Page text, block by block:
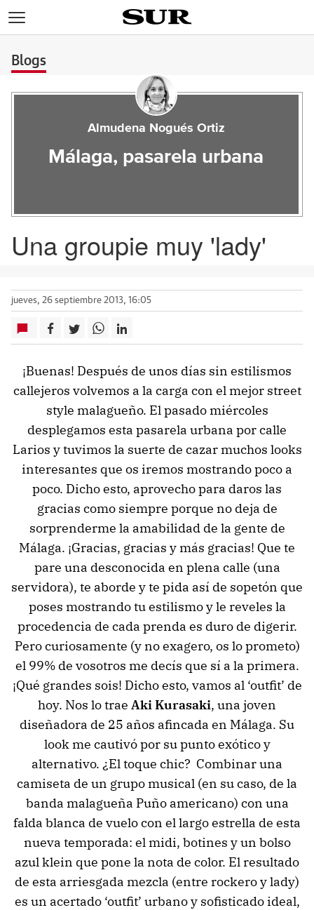
Blogs
Almudena Nogués Ortiz
Málaga, pasarela urbana
Una groupie muy 'lady'
jueves, 26 septiembre 2013, 16:05
¡Buenas! Después de unos días sin estilismos
callejeros volvemos a la carga con el mejor street
style malagueño. El pasado miércoles
desplegamos esta pasarela urbana por calle
Larios y tuvimos la suerte de cazar muchos looks
interesantes que os iremos mostrando poco a
poco. Dicho esto, aprovecho para daros las
gracias como siempre porque no deja de
sorprenderme la amabilidad de la gente de
Málaga. ¡Gracias, gracias y más gracias! Que te
pare una desconocida en plena calle (una
servidora), te aborde y te pida así de sopetón que
poses mostrando tu estilismo y le reveles la
procedencia de cada prenda es duro de digerir.
Pero curiosamente (y no exagero, os lo prometo)
el 99% de vosotros me decís que sí a la primera.
¡Qué grandes sois! Dicho esto, vamos al ‘outfit’ de
hoy. Nos lo trae Aki Kurasaki, una joven
diseñadora de 25 años afincada en Málaga. Su
look me cautivó por su punto exótico y
alternativo. ¿El toque chic? Combinar una
camiseta de un grupo musical (en su caso, de la
banda malagueña Puño americano) con una
falda blanca de vuelo con el largo estrella de esta
nueva temporada: el midi, botines y un bolso
azul klein que pone la nota de color. El resultado
de esta arriesgada mezcla (entre rockero y lady)
es un acertado ‘outfit’ urbano y sofisticado ideal,